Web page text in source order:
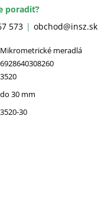
poradiť?
573
obchod@insz.sk
Mikrometrické meradlá
6928640308260
3520
do 30 mm
3520-30